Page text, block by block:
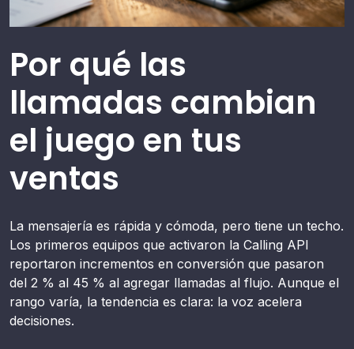
Por qué las
llamadas cambian
el juego en tus
ventas
La mensajería es rápida y cómoda, pero tiene un techo.
Los primeros equipos que activaron la Calling API
reportaron incrementos en conversión que pasaron
del 2 % al 45 % al agregar llamadas al flujo. Aunque el
rango varía, la tendencia es clara: la voz acelera
decisiones.